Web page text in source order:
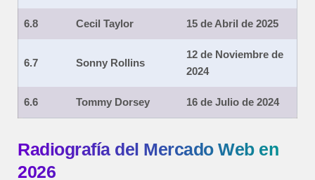
6.8 Cecil Taylor 15 de Abril de 2025
6.7 Sonny Rollins
12 de Noviembre de
2024
6.6 Tommy Dorsey 16 de Julio de 2024
Radiografía del Mercado Web en
2026